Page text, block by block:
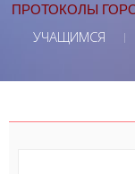
ПРОТОКОЛЫ
УЧАЩИМСЯ